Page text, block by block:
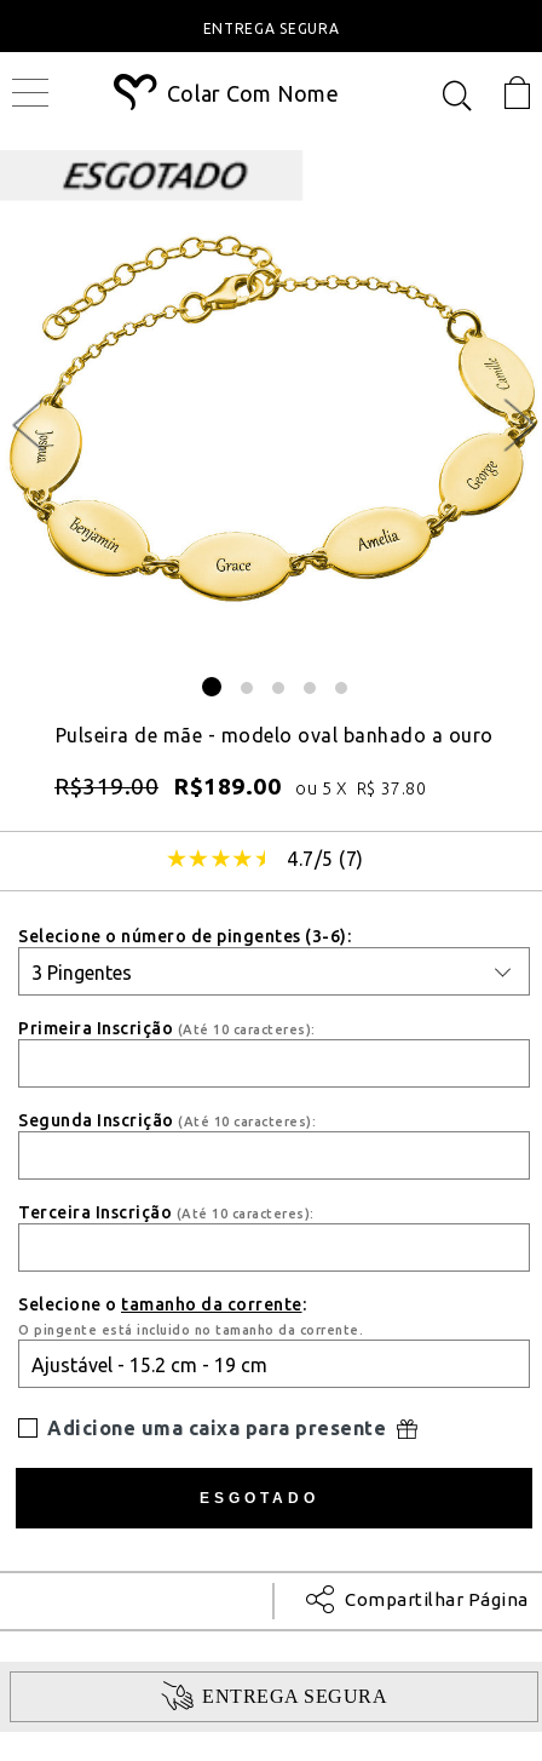
ENTREGA SEGURA
Colar Com Nome
Pulseira de mãe - modelo oval banhado a ouro
R$319.00 R$189.00 ou 5 X R$ 37.80
4.7/5 (7)
Selecione o número de pingentes (3-6):
Primeira Inscrição (Até 10 caracteres):
Segunda Inscrição (Até 10 caracteres):
Terceira Inscrição (Até 10 caracteres):
Selecione o tamanho da corrente:
O pingente está incluido no tamanho da corrente.
Adicione uma caixa para presente
Compartilhar Página
ENTREGA SEGURA